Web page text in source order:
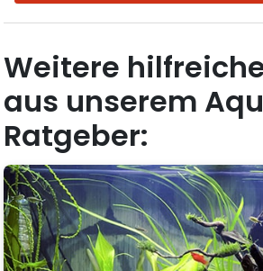
Weitere
aus unserem
Ratgeber: